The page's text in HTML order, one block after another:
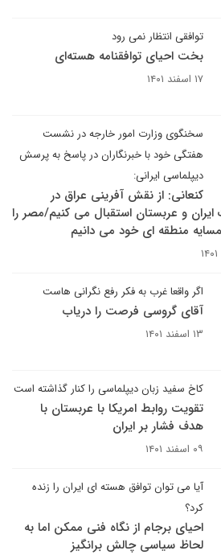
توافقی انتظار نمی رود
بخت احیای توافقنامه هسته‌ای
۱۷ اسفند ۱۴۰۱
سخنگوی وزارت امور خارجه در نشست
هفتگی خود با خبرنگاران در پاسخ به پرسش
دیپلماسی ایرانی:
کنعانی: از نقش آفرینی عراق در
ایران و عربستان استقبال می کنیم/مصر را
منطقه ای خود می دانیم
اگر واقعا غرب به فکر رفع نگرانی هاست
آقای گروسی فرصت را دریاب
۱۳ اسفند ۱۴۰۱
کاخ سفید زبان دیپلماسی را کنار گذاشته است
تقویت روابط امریکا با عربستان با
هدف فشار بر ایران
۰۹ اسفند ۱۴۰۱
آیا می توان توافق هسته ای ایران را زنده
کرد؟
احیای برجام از نگاه فنی ممکن اما به
لحاظ سیاسی چالش برانگیز